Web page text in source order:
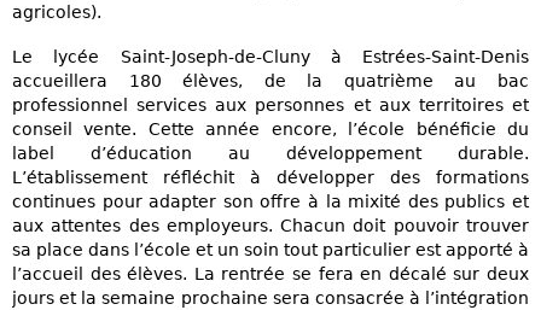
agricoles).
Le lycée Saint-Joseph-de-Cluny à Estrées-Saint-Denis
accueillera 180 élèves, de la quatrième au bac
professionnel services aux personnes et aux territoires et
conseil vente. Cette année encore, l’école bénéficie du
label d’éducation au développement durable.
L’établissement réfléchit à développer des formations
continues pour adapter son offre à la mixité des publics et
aux attentes des employeurs. Chacun doit pouvoir trouver
sa place dans l’école et un soin tout particulier est apporté à
l’accueil des élèves. La rentrée se fera en décalé sur deux
jours et la semaine prochaine sera consacrée à l’intégration